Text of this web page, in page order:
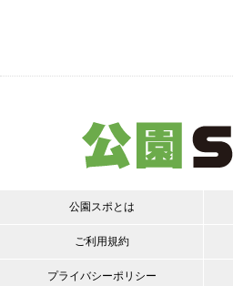
公園スポとは
ご利用規約
プライバシーポリシー